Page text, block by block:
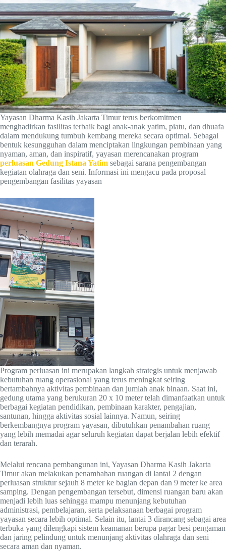
Yayasan Dharma Kasih Jakarta Timur terus berkomitmen
menghadirkan fasilitas terbaik bagi anak-anak yatim, piatu, dan dhuafa
dalam mendukung tumbuh kembang mereka secara optimal. Sebagai
bentuk kesungguhan dalam menciptakan lingkungan pembinaan yang
nyaman, aman, dan inspiratif, yayasan merencanakan program
perluasan Gedung Istana Yatim sebagai sarana pengembangan
kegiatan olahraga dan seni. Informasi ini mengacu pada proposal
pengembangan fasilitas yayasan
Program perluasan ini merupakan langkah strategis untuk menjawab
kebutuhan ruang operasional yang terus meningkat seiring
bertambahnya aktivitas pembinaan dan jumlah anak binaan. Saat ini,
gedung utama yang berukuran 20 x 10 meter telah dimanfaatkan untuk
berbagai kegiatan pendidikan, pembinaan karakter, pengajian,
santunan, hingga aktivitas sosial lainnya. Namun, seiring
berkembangnya program yayasan, dibutuhkan penambahan ruang
yang lebih memadai agar seluruh kegiatan dapat berjalan lebih efektif
dan terarah.
Melalui rencana pembangunan ini, Yayasan Dharma Kasih Jakarta
Timur akan melakukan penambahan ruangan di lantai 2 dengan
perluasan struktur sejauh 8 meter ke bagian depan dan 9 meter ke area
samping. Dengan pengembangan tersebut, dimensi ruangan baru akan
menjadi lebih luas sehingga mampu menunjang kebutuhan
administrasi, pembelajaran, serta pelaksanaan berbagai program
yayasan secara lebih optimal. Selain itu, lantai 3 dirancang sebagai area
terbuka yang dilengkapi sistem keamanan berupa pagar besi pengaman
dan jaring pelindung untuk menunjang aktivitas olahraga dan seni
secara aman dan nyaman.